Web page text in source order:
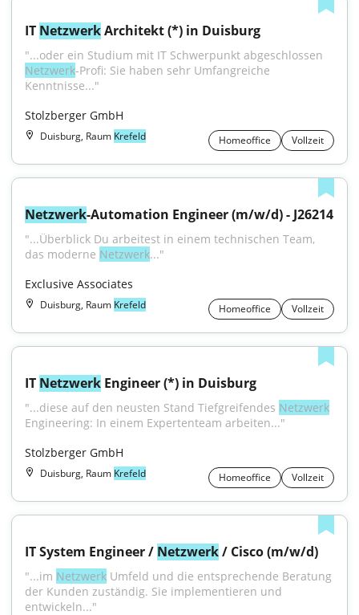
IT Netzwerk Architekt (*) in Duisburg
Netzwerk-Profi: Sie haben sehr Umfangreiche
Kenntnisse..."
Stolzberger GmbH
Duisburg, Raum Krefeld Homeoffice Vollzeit
Netzwerk-Automation Engineer (m/w/d) - J26214
"...Überblick Du arbeitest in einem technischen Team,
das moderne Netzwerk..."
Exclusive Associates
Duisburg, Raum Krefeld Homeoffice Vollzeit
IT Netzwerk Engineer (*) in Duisburg
"...diese auf den neusten Stand Tiefgreifendes Netzwerk
Engineering: In einem Expertenteam arbeiten..."
Stolzberger GmbH
Duisburg, Raum Krefeld Homeoffice Vollzeit
IT System Engineer / Netzwerk / Cisco (m/w/d)
"...im Netzwerk Umfeld und die entsprechende Beratung
der Kunden zuständig. Sie implementieren und
entwickeln..."